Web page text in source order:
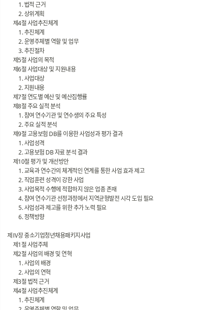
1. 법적 근거
2. 상위계획
제4절 사업추진체계
1. 추진체계
2. 운영주체별 역할 및 업무
3. 추진절차
제5절 사업의 목적
제6절 사업대상 및 지원내용
1. 사업대상
2. 지원내용
제7절 연도별 예산 및 예산집행률
제8절 주요 실적 분석
1. 참여 연수기관 및 연수생의 주요 특성
2. 주요 실적 분석
제9절 고용보험 DB를 이용한 사업성과 평가 결과
1. 사업성격
2. 고용보험 DB 자료 분석 결과
제10절 평가 및 개선방안
1. 교육과 연수간의 체계적인 연계를 통한 사업 효과 제고
2. 직업훈련 성격이 강한 사업
3. 사업목적 수행에 적합하지 않은 업종 존재
4. 참여 연수기관 선정과정에서 지역균형발전 시각 도입 필요
5. 사업성과 제고를 위한 추가 노력 필요
6. 정책방향
제Ⅳ장 중소기업청년채용패키지사업
제1절 사업주체
제2절 사업의 배경 및 연혁
1. 사업의 배경
2. 사업의 연혁
제3절 법적 근거
제4절 사업추진체계
1. 추진체계